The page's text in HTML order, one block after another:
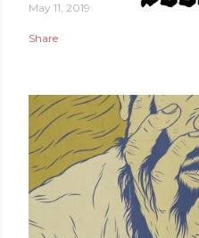
May 11, 2019
Share